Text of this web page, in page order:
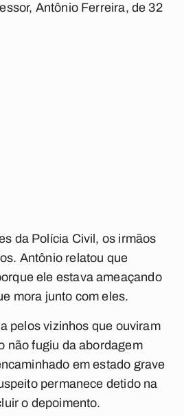
Antônio Ferreira, de 32
da Polícia Civil, os irmãos
Antônio relatou que
ele estava ameaçando
mora junto com eles.
pelos vizinhos que ouviram
não fugiu da abordagem
em estado grave
permanece detido na
o depoimento.